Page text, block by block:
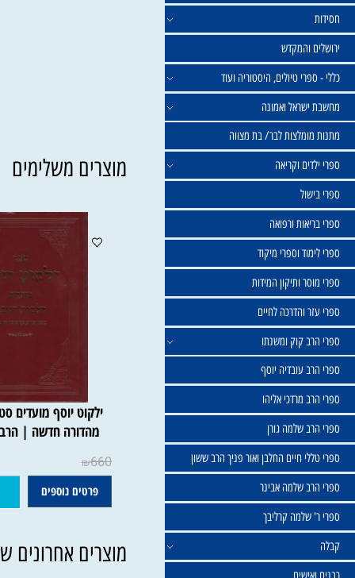
והמקדש
טיולים, היסטוריה ועוד
ואמונה
לבר/ בת מצווה
וקריאה
ורפואה
וספרי מיקוד
ותיקון המידות
והדרכה לחיים
קוק ומשנתו
עובדיה יוסף
מרדכי אליהו
שלמה גורן
חיים החלבן ואור פניך הרב ששון
שלמה אבינר
קרליבך
מהדורה חדשה | הרב יצחק